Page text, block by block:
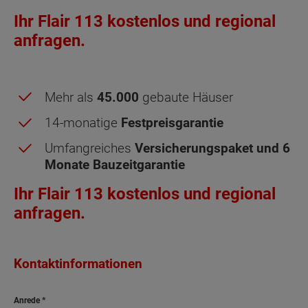
StandardAnkleide
Ihr Flair 113 kostenlos und regional
anfragen.
Mehr als 45.000 gebaute Häuser
14-monatige Festpreisgarantie
Umfangreiches Versicherungspaket und 6
Monate Bauzeitgarantie
Ihr Flair 113 kostenlos und regional
anfragen.
Kontaktinformationen
Anrede